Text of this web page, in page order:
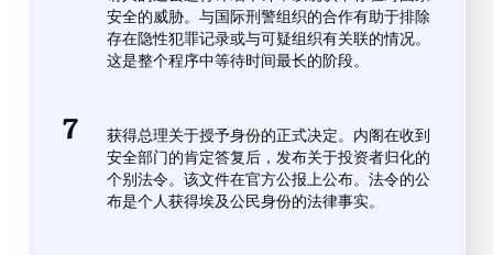
安全的威胁。与国际刑警组织的合作有助于排除
存在隐性犯罪记录或与可疑组织有关联的情况。
这是整个程序中等待时间最长的阶段。
获得总理关于授予身份的正式决定。内阁在收到
安全部门的肯定答复后，发布关于投资者归化的
个别法令。该文件在官方公报上公布。法令的公
布是个人获得埃及公民身份的法律事实。